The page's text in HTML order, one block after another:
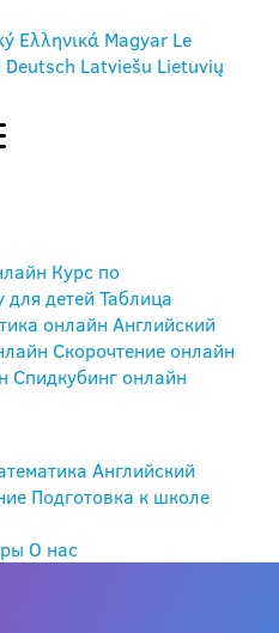
Ελληνικά Magyar Le
Deutsch Latviešu Lietuvių
Курс по
для детей Таблица
онлайн Английский
Скорочтение онлайн
Спидкубинг онлайн
Английский
Подготовка к школе
О нас